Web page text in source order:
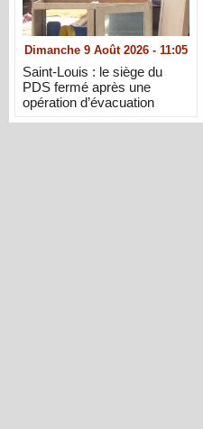
Dimanche 9 Août 2026 - 11:05
Saint-Louis : le siège du
PDS fermé après une
opération d’évacuation